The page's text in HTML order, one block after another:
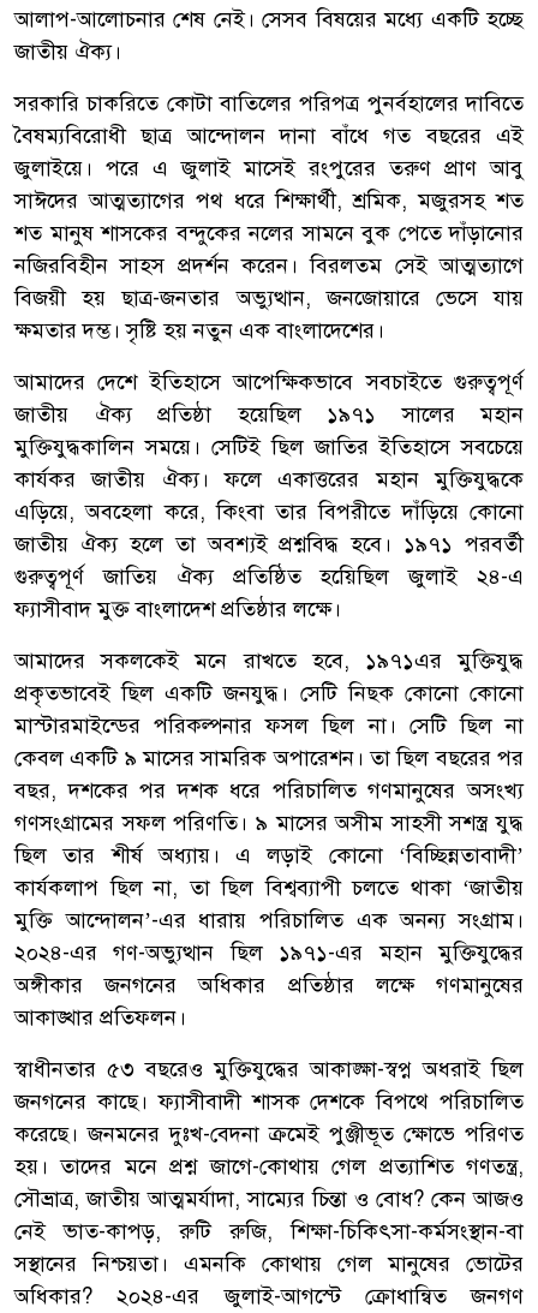
আলাপ-আলোচনার শেষ নেই। সেসব বিষয়ের মধ্যে একটি হচ্ছে
জাতীয় ঐক্য।
সরকারি চাকরিতে কোটা বাতিলের পরিপত্র পুনর্বহালের দাবিতে
বৈষম্যবিরোধী ছাত্র আন্দোলন দানা বাঁধে গত বছরের এই
জুলাইয়ে। পরে এ জুলাই মাসেই রংপুরের তরুণ প্রাণ আবু
সাঈদের আত্মত্যাগের পথ ধরে শিক্ষার্থী, শ্রমিক, মজুরসহ শত
শত মানুষ শাসকের বন্দুকের নলের সামনে বুক পেতে দাঁড়ানোর
নজিরবিহীন সাহস প্রদর্শন করেন। বিরলতম সেই আত্মত্যাগে
বিজয়ী হয় ছাত্র-জনতার অভ্যুত্থান, জনজোয়ারে ভেসে যায়
ক্ষমতার দম্ভ। সৃষ্টি হয় নতুন এক বাংলাদেশের।
আমাদের দেশে ইতিহাসে আপেক্ষিকভাবে সবচাইতে গুরুত্বপূর্ণ
জাতীয় ঐক্য প্রতিষ্ঠা হয়েছিল ১৯৭১ সালের মহান
মুক্তিযুদ্ধকালিন সময়ে। সেটিই ছিল জাতির ইতিহাসে সবচেয়ে
কার্যকর জাতীয় ঐক্য। ফলে একাত্তরের মহান মুক্তিযুদ্ধকে
এড়িয়ে, অবহেলা করে, কিংবা তার বিপরীতে দাঁড়িয়ে কোনো
জাতীয় ঐক্য হলে তা অবশ্যই প্রশ্নবিদ্ধ হবে। ১৯৭১ পরবর্তী
গুরুত্বপূর্ণ জাতিয় ঐক্য প্রতিষ্ঠিত হয়েিছিল জুলাই ২৪-এ
ফ্যাসীবাদ মুক্ত বাংলাদেশ প্রতিষ্ঠার লক্ষে।
আমাদের সকলকেই মনে রাখতে হবে, ১৯৭১এর মুক্তিযুদ্ধ
প্রকৃতভাবেই ছিল একটি জনযুদ্ধ। সেটি নিছক কোনো কোনো
মাস্টারমাইন্ডের পরিকল্পনার ফসল ছিল না। সেটি ছিল না
কেবল একটি ৯ মাসের সামরিক অপারেশন। তা ছিল বছরের পর
বছর, দশকের পর দশক ধরে পরিচালিত গণমানুষের অসংখ্য
গণসংগ্রামের সফল পরিণতি। ৯ মাসের অসীম সাহসী সশস্ত্র যুদ্ধ
ছিল তার শীর্ষ অধ্যায়। এ লড়াই কোনো ‘বিচ্ছিন্নতাবাদী’
কার্যকলাপ ছিল না, তা ছিল বিশ্বব্যাপী চলতে থাকা ‘জাতীয়
মুক্তি আন্দোলন’-এর ধারায় পরিচালিত এক অনন্য সংগ্রাম।
২০২৪-এর গণ-অভ্যুত্থান ছিল ১৯৭১-এর মহান মুক্তিযুদ্ধের
অঙ্গীকার জনগনের অধিকার প্রতিষ্ঠার লক্ষে গণমানুষের
আকাঙ্খার প্রতিফলন।
স্বাধীনতার ৫৩ বছরেও মুক্তিযুদ্ধের আকাঙ্ক্ষা-স্বপ্ন অধরাই ছিল
জনগনের কাছে। ফ্যাসীবাদী শাসক দেশকে বিপথে পরিচালিত
করেছে। জনমনের দুঃখ-বেদনা ক্রমেই পুঞ্জীভূত ক্ষোভে পরিণত
হয়। তাদের মনে প্রশ্ন জাগে-কোথায় গেল প্রত্যাশিত গণতন্ত্র,
সৌভ্রাত্র, জাতীয় আত্মমর্যাদা, সাম্যের চিন্তা ও বোধ? কেন আজও
নেই ভাত-কাপড়, রুটি রুজি, শিক্ষা-চিকিৎসা-কর্মসংস্থান-বা
সস্থানের নিশ্চয়তা। এমনকি কোথায় গেল মানুষের ভোটের
অধিকার? ২০২৪-এর জুলাই-আগস্টে ক্রোধান্বিত জনগণ